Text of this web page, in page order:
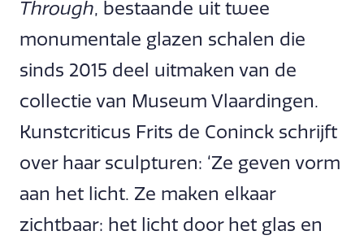
Through, bestaande uit twee
monumentale glazen schalen die
sinds 2015 deel uitmaken van de
collectie van Museum Vlaardingen.
Kunstcriticus Frits de Coninck schrijft
over haar sculpturen: ‘Ze geven vorm
aan het licht. Ze maken elkaar
zichtbaar: het licht door het glas en